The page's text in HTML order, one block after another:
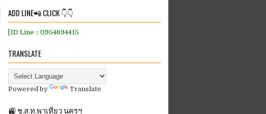
ADD LINE📲 CLICK 👇👇
[ID Line :: 0954694415
TRANSLATE
Powered by Translate
🚉 ช.ส.ท.พาเที่ยว นครฯ